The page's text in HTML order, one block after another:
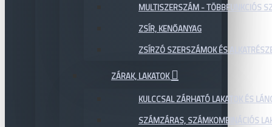
MULTISZERSZÁM - TÖBBFUNKCIÓS
ZSÍR, KENŐANYAG
ZSÍRZÓ SZERSZÁMOK ÉS
ZÁRAK, LAKATOK
KULCCSAL ZÁRHATÓ LAKATOK ÉS
SZÁMZÁRAS, SZÁMKOMBINÁCIÓS